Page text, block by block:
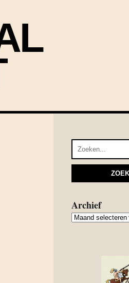
Archief
Archief